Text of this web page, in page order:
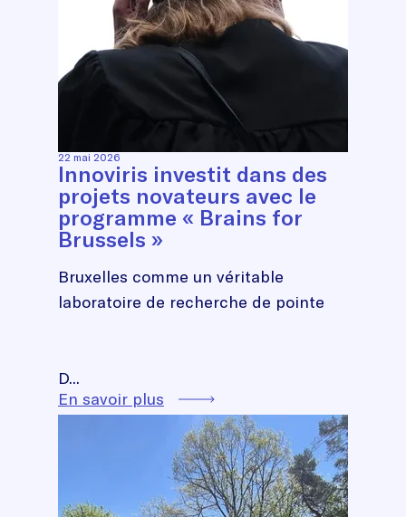
22 mai 2026
Innoviris investit dans des
projets novateurs avec le
programme « Brains for
Brussels »
Bruxelles comme un véritable
laboratoire de recherche de pointe
D...
En savoir plus